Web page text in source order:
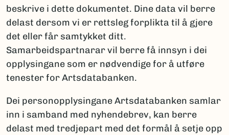
beskrive i dette dokumentet. Dine data vil berre
delast dersom vi er rettsleg forplikta til å gjere
det eller får samtykket ditt.
Samarbeidspartnarar vil berre få innsyn i dei
opplysingane som er nødvendige for å utføre
tenester for Artsdatabanken.
Dei personopplysingane Artsdatabanken samlar
inn i samband med nyhendebrev, kan berre
delast med tredjepart med det formål å setje opp